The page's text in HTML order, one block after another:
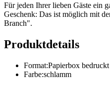
Für jeden Ihrer lieben Gäste ein
Geschenk: Das ist möglich mit
Branch".
Produktdetails
Format:Papierbox
Farbe:schlamm